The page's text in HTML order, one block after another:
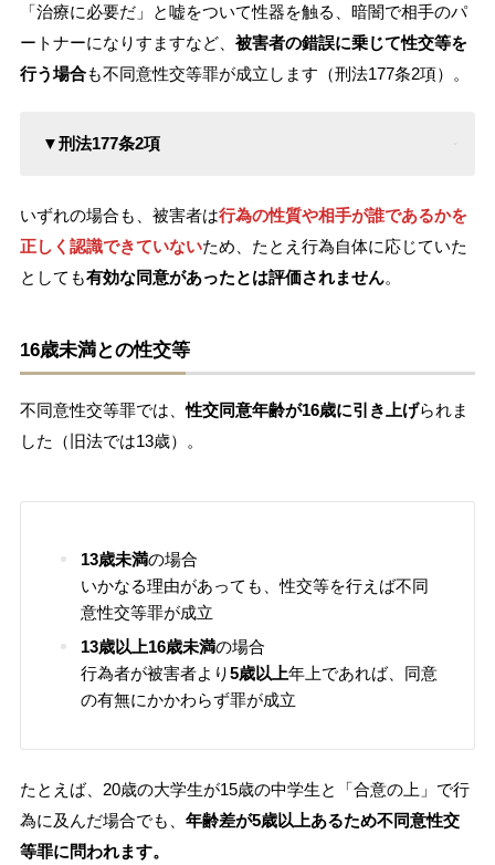
「治療に必要だ」と嘘をついて性器を触る、暗闇で相手のパ
ートナーになりすますなど、 被害者の錯誤に乗じて性交等を
行う場合も不同意性交等罪が成立します（刑法177条2項）。
▼刑法177条2項
いずれの場合も、被害者は行為の性質や相手が誰であるかを
正しく認識できていないため、たとえ行為自体に応じていた
としても有効な同意があったとは評価されません。
16歳未満との性交等
不同意性交等罪では、性交同意年齢が16歳に引き上げられま
した（旧法では13歳）。
13歳未満の場合
いかなる理由があっても、性交等を行えば不同
意性交等罪が成立
13歳以上16歳未満の場合
行為者が被害者より5歳以上年上であれば、同意
の有無にかかわらず罪が成立
たとえば、20歳の大学生が15歳の中学生と「合意の上」で行
為に及んだ場合でも、 年齢差が5歳以上あるため不同意性交
等罪に問われます。